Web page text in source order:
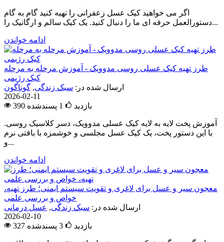
اگر می خواهید کیک عسل زعفرانی را تهیه کنید گام به گام
دستورالعمل حرفه ای ما را دنبال کنید. یک کیک سالم و ارگانیک را...
ادامه خواندن
طرز تهیه کیک عسلی روسی مدوویک - آموزش مرحله به مرحله
کیک رژیمی
ارسال شده در: سبک زندگی, گوناگون
2026-02-11
390 بازدید
1 پسندشده
آموزش پخت لایه به لایه کیک عسلی مدوویک، دسر کلاسیک روسی.
با این دستور پخت، یک کیک عسل مجلسی و خوشمزه با بافتی نرم
و...
ادامه خواندن
معجون سیر و عسل برای لاغری و تقویت سیستم ایمنی؛ طرز تهیه،
خواص و بررسی علمی
ارسال شده در: سبک زندگی, عسل درمانی
2026-02-10
327 بازدید
3 پسندشده